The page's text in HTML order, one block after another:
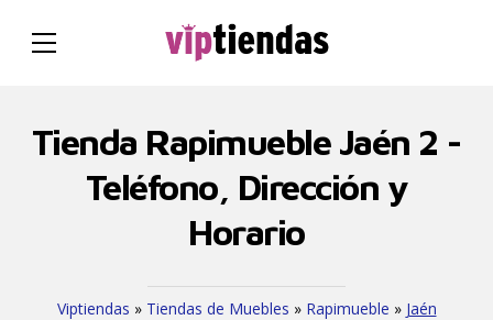
Tienda Rapimueble Jaén 2 -
Teléfono, Dirección y
Horario
Viptiendas » Tiendas de Muebles » Rapimueble » Jaén